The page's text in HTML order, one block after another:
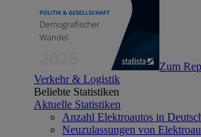
Zum
Verkehr & Logistik
Beliebte Statistiken
Aktuelle Statistiken
Anzahl Elektroautos in
Neuzulassungen von